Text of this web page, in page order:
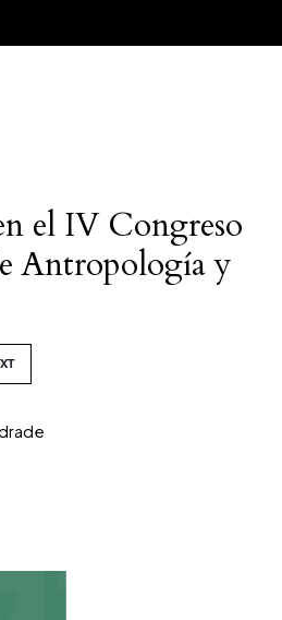
el IV Congreso
Antropología y